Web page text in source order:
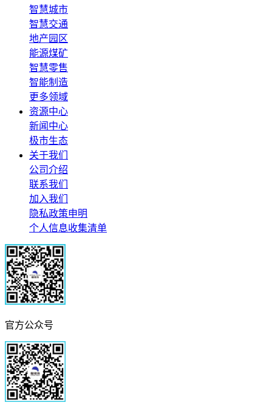
智慧城市
智慧交通
地产园区
能源煤矿
智慧零售
智能制造
更多领域
资源中心
新闻中心
极市生态
关于我们
公司介绍
联系我们
加入我们
隐私政策申明
个人信息收集清单
官方公众号